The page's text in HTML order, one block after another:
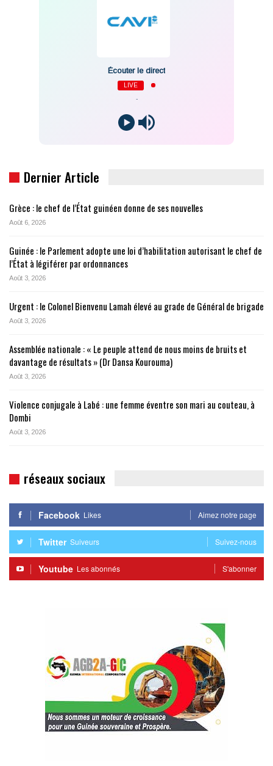
Écouter le direct
LIVE
Dernier Article
Grèce : le chef de l’État guinéen donne de ses nouvelles
Août 6, 2026
Guinée : le Parlement adopte une loi d’habilitation autorisant le chef de
l’État à légiférer par ordonnances
Août 3, 2026
Urgent : le Colonel Bienvenu Lamah élevé au grade de Général de brigade
Août 3, 2026
Assemblée nationale : « Le peuple attend de nous moins de bruits et
davantage de résultats » (Dr Dansa Kourouma)
Août 3, 2026
Violence conjugale à Labé : une femme éventre son mari au couteau, à
Dombi
Août 3, 2026
réseaux sociaux
Facebook Likes Aimez notre page
Twitter Suiveurs Suivez-nous
Youtube Les abonnés S'abonner